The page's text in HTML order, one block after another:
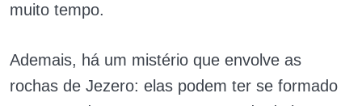
muito tempo.
Ademais, há um mistério que envolve as
rochas de Jezero: elas podem ter se formado